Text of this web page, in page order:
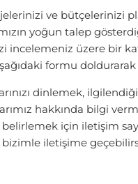
ve bütçelerinizi
yoğun talep
incelemeniz üzere bir
formu
dinlemek,
hakkında bilgi
belirlemek için iletişim
iletişime